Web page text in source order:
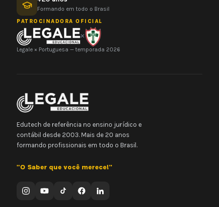
Formando em todo o Brasil
PATROCINADORA OFICIAL
×
Legale × Portuguesa — temporada 2026
Edutech de referência no ensino jurídico e
contábil desde 2003. Mais de 20 anos
formando profissionais em todo o Brasil.
"O Saber que você merece!"